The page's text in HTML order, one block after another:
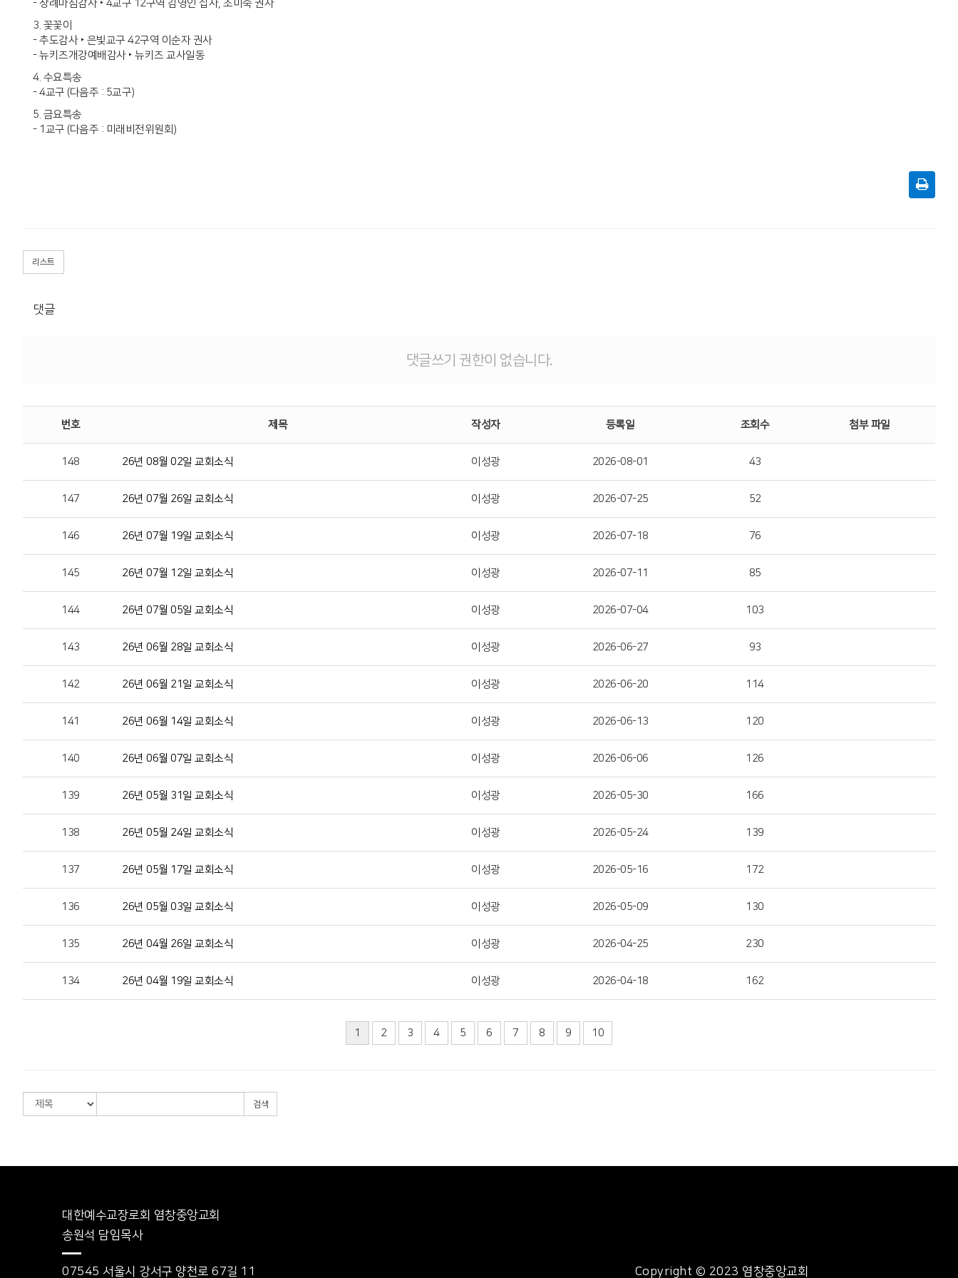
- 장례마침감사 ‣ 4교구 12구역 김영인 집사, 조미숙 권사
3. 꽃꽃이
- 추도감사 ‣ 은빛교구 42구역 이순자 권사
- 뉴키즈개강예배감사 ‣ 뉴키즈 교사일동
4. 수요특송
- 4교구 (다음주 : 5교구)
5. 금요특송
- 1교구 (다음주 : 미래비전위원회)
리스트
댓글
댓글쓰기 권한이 없습니다.
번호 제목 작성자 등록일 조회수 첨부 파일
148 26년 08월 02일 교회소식 이성광 2026-08-01 43
147 26년 07월 26일 교회소식 이성광 2026-07-25 52
146 26년 07월 19일 교회소식 이성광 2026-07-18 76
145 26년 07월 12일 교회소식 이성광 2026-07-11 85
144 26년 07월 05일 교회소식 이성광 2026-07-04 103
143 26년 06월 28일 교회소식 이성광 2026-06-27 93
142 26년 06월 21일 교회소식 이성광 2026-06-20 114
141 26년 06월 14일 교회소식 이성광 2026-06-13 120
140 26년 06월 07일 교회소식 이성광 2026-06-06 126
139 26년 05월 31일 교회소식 이성광 2026-05-30 166
138 26년 05월 24일 교회소식 이성광 2026-05-24 139
137 26년 05월 17일 교회소식 이성광 2026-05-16 172
136 26년 05월 03일 교회소식 이성광 2026-05-09 130
135 26년 04월 26일 교회소식 이성광 2026-04-25 230
134 26년 04월 19일 교회소식 이성광 2026-04-18 162
1 2 3 4 5 6 7 8 9 10
검색
대한예수교장로회 염창중앙교회
송원석 담임목사
07545 서울시 강서구 양천로 67길 11 Copyright © 2023 염창중앙교회